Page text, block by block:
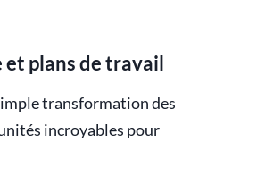
et plans de travail
transformation des
incroyables pour